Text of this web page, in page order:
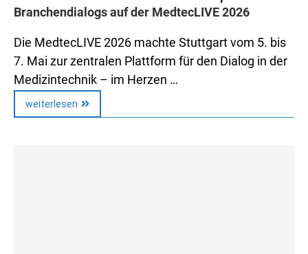
Branchendialogs auf der MedtecLIVE 2026
Die MedtecLIVE 2026 machte Stuttgart vom 5. bis
7. Mai zur zentralen Plattform für den Dialog in der
Medizintechnik – im Herzen …
weiterlesen